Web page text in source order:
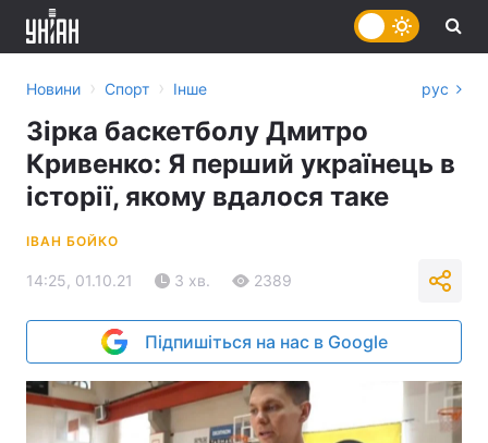
Новини › Спорт › Інше рус
Зірка баскетболу Дмитро
Кривенко: Я перший українець в
історії, якому вдалося таке
ІВАН БОЙКО
14:25, 01.10.21 3 хв. 2389
Підпишіться на нас в Google